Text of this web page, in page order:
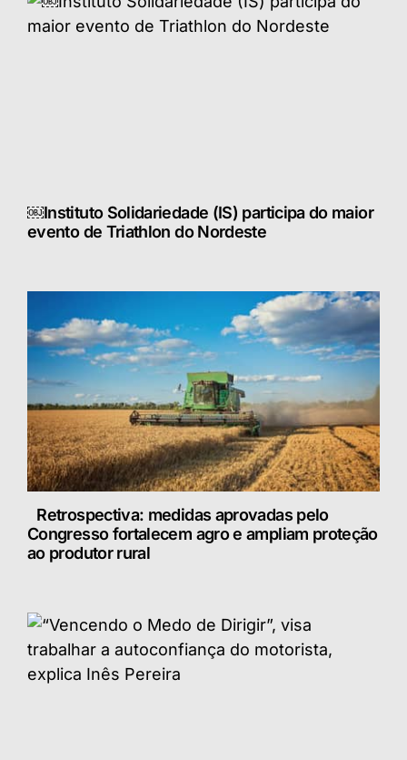
￼Instituto Solidariedade (IS) participa do maior
evento de Triathlon do Nordeste
Retrospectiva: medidas aprovadas pelo
Congresso fortalecem agro e ampliam proteção
ao produtor rural